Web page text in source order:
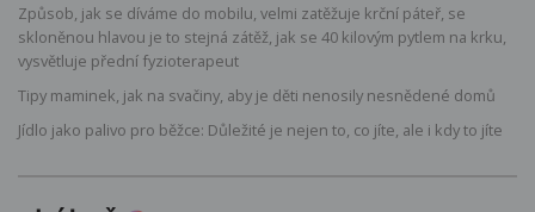
Způsob, jak se díváme do mobilu, velmi zatěžuje krční páteř, se
skloněnou hlavou je to stejná zátěž, jak se 40 kilovým pytlem na krku,
vysvětluje přední fyzioterapeut
Tipy maminek, jak na svačiny, aby je děti nenosily nesnědené domů
Jídlo jako palivo pro běžce: Důležité je nejen to, co jíte, ale i kdy to jíte